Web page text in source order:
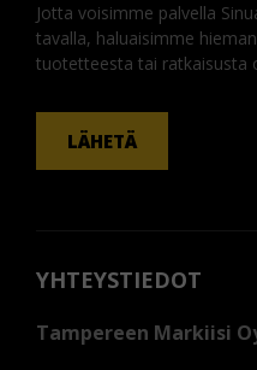
Jotta voisimme palvella
tavalla, haluaisimme
tuotetteesta tai ratkaisusta
LÄHETÄ
YHTEYSTIEDOT
Tampereen Markiisi